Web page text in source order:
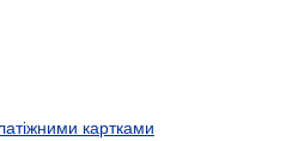
картками